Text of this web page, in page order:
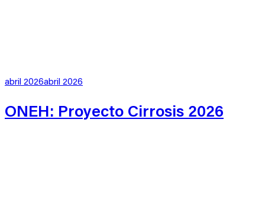
Publicado
abril 2026abril 2026
ONEH: Proyecto Cirrosis 2026